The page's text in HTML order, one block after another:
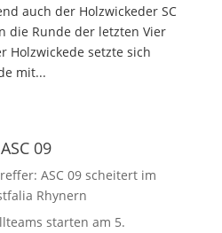
auch der Holzwickeder SC
die Runde der letzten Vier
Holzwickede setzte sich
mit...
09
ASC 09 scheitert im
Rhynern
starten am 5.